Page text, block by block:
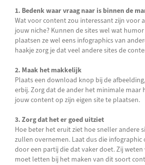
1. Bedenk waar vraag naar is binnen de
Wat voor content zou interessant zijn voor
jouw niche? Kunnen de sites wel wat
plaatsen ze wel eens infographics van
haakje zorg je dat veel andere sites de
2. Maak het makkelijk
Plaats een download knop bij de
erbij. Zorg dat de ander het minimale maar
jouw content op zijn eigen site te plaatsen.
3. Zorg dat het er goed uitziet
Hoe beter het eruit ziet hoe sneller andere
zullen overnemen. Laat dus die
door een partij die dat vaker doet. Zij weten
moet letten bij het maken van dit soort